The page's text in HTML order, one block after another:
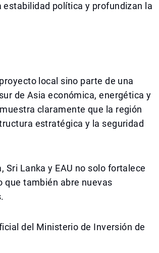
política y profundizan la
local sino parte de una
de Asia económica, energética y
claramente que la región
estratégica y la seguridad
Sri Lanka y EAU no solo fortalece
que también abre nuevas
del Ministerio de Inversión de